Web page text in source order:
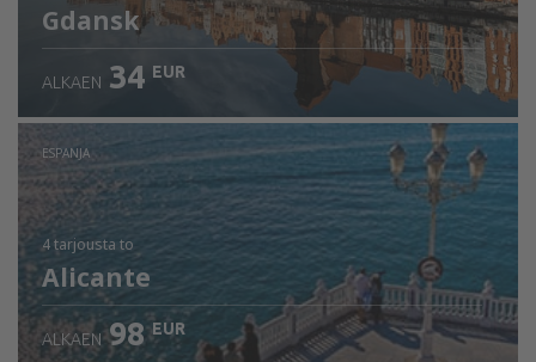
Gdansk
ALKAEN 34 EUR
ESPANJA
4 tarjousta to
Alicante
ALKAEN 98 EUR